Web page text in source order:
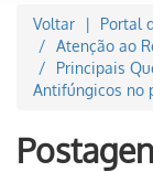
Voltar
Portal
Atenção ao
Principais
Antifúngicos no